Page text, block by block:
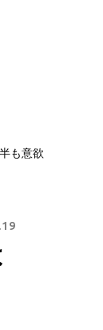
も意欲